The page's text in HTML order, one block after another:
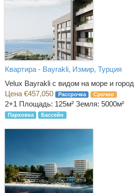
Квартира - Bayrakli, Измир, Турция
Velux Bayrakli с видом на море и город
Цена €457,050
Рассрочка Срочно
2+1 Площадь: 125м² Земля: 5000м²
Парковка Бассейн